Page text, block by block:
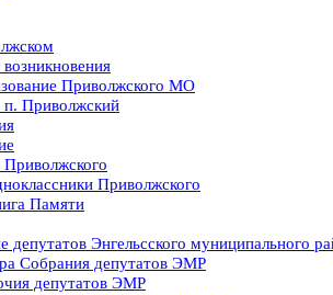
Приволжского МО
Приволжский
Приволжского
Памяти
депутатов Энгельсского муниципального
Собрания депутатов ЭМР
депутатов ЭМР